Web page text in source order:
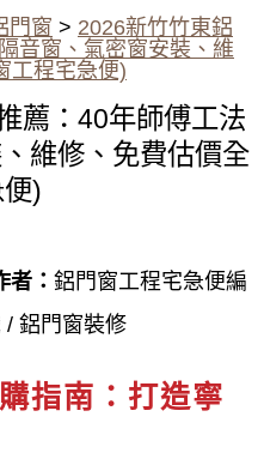
門窗 > 2026新竹竹東鋁
音窗、氣密窗安裝、維
工程宅急便)
薦：40年師傅工法
維修、免費估價全
)
竹竹東鋁門窗
門窗推薦廠
新竹竹東地區各式室內
的專業鋁門窗廠商，服
者： 鋁門窗工程宅急便編
/ 鋁門窗裝修
指南：打造寧